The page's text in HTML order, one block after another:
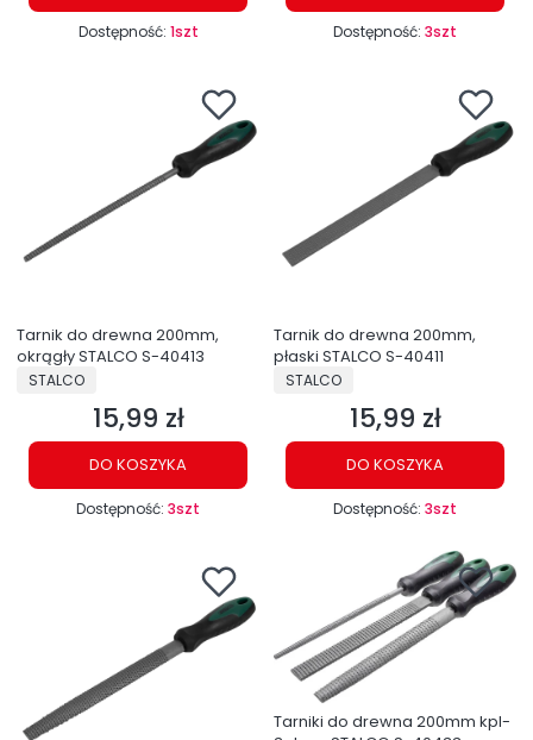
Dostępność: 1szt Dostępność: 3szt
Tarnik do drewna 200mm,
okrągły STALCO S-40413
PRODUCENT
STALCO
Cena
15,99 zł
DO KOSZYKA
Dostępność: 3szt
Tarnik do drewna 200mm,
płaski STALCO S-40411
PRODUCENT
STALCO
Cena
15,99 zł
DO KOSZYKA
Dostępność: 3szt
Tarniki do drewna 200mm kpl-